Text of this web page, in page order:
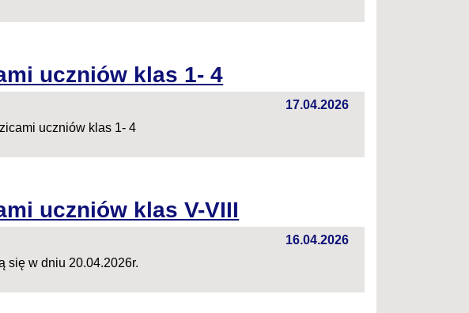
uczniów klas 1- 4
17.04.2026
uczniów klas 1- 4
uczniów klas V-VIII
16.04.2026
się w dniu 20.04.2026r.